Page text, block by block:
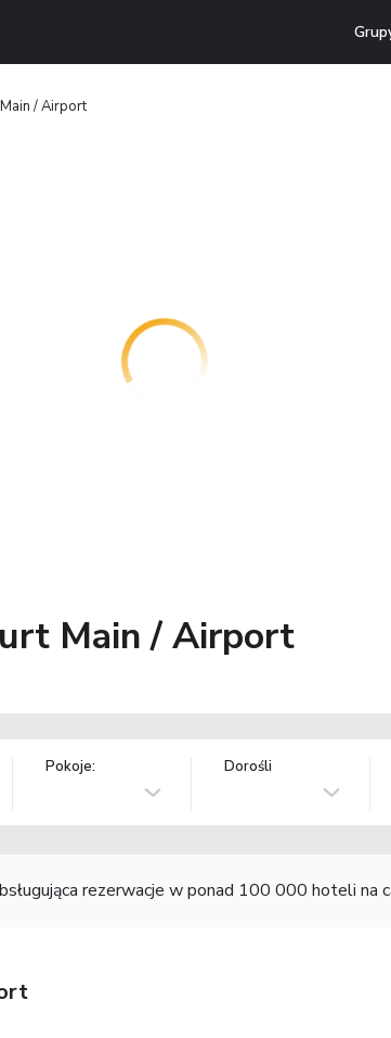
/ Airport
Main / Airport
Pokoje: Dorośli
rezerwacje w ponad 100 000 hoteli na